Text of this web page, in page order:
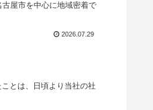
屋市を中心に地域密着で
2026.07.29
とは、日頃より当社の社